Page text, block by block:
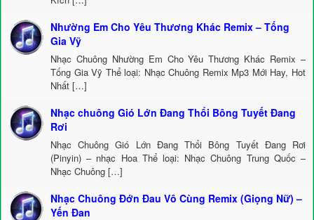
Nhường Em Cho Yêu Thương Khác Remix – Tống
Gia Vỹ
Nhạc Chuông Nhường Em Cho Yêu Thương Khác Remix –
Tống Gia Vỹ Thể loại: Nhạc Chuông Remix Mp3 Mới Hay, Hot
Nhất […]
Nhạc chuông Gió Lớn Đang Thổi Bông Tuyết Đang
Rơi
Nhạc Chuông Gió Lớn Đang Thổi Bông Tuyết Đang Rơi
(Pinyin) – nhạc Hoa Thể loại: Nhạc Chuông Trung Quốc –
Nhạc Chuông […]
Nhạc Chuông Đớn Đau Vô Cùng Remix (Giọng Nữ) –
Yến Đan